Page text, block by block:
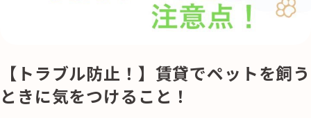
【トラブル防止！】賃貸でペットを飼う
ときに気をつけること！